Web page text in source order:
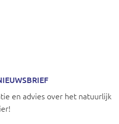
en advies over het natuurlijk